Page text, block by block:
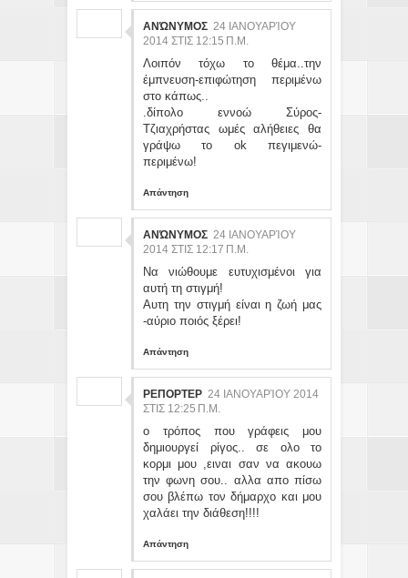
ΑΝΏΝΥΜΟΣ 24 ΙΑΝΟΥΑΡΊΟΥ
2014 ΣΤΙΣ 12:15 Π.Μ.
Λοιπόν τόχω το θέμα..την
έμπνευση-επιφώτηση περιμένω
στο κάπως..
.δίπολο εννοώ Σύρος-
Τζιαχρήστας ωμές αλήθειες θα
γράψω το οk πεγιμενώ-
περιμένω!
Απάντηση
ΑΝΏΝΥΜΟΣ 24 ΙΑΝΟΥΑΡΊΟΥ
2014 ΣΤΙΣ 12:17 Π.Μ.
Να νιώθουμε ευτυχισμένοι για
αυτή τη στιγμή!
Αυτη την στιγμή είναι η ζωή μας
-αύριο ποιός ξέρει!
Απάντηση
ΡΕΠΟΡΤΕΡ 24 ΙΑΝΟΥΑΡΊΟΥ 2014
ΣΤΙΣ 12:25 Π.Μ.
ο τρόπος που γράφεις μου
δημιουργεί ρίγος.. σε ολο το
κορμι μου ,ειναι σαν να ακουω
την φωνη σου.. αλλα απο πίσω
σου βλέπω τον δήμαρχο και μου
χαλάει την διάθεση!!!!
Απάντηση